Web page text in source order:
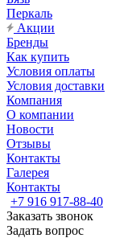
Перкаль
Акции
Бренды
Как купить
Условия оплаты
Условия доставки
Компания
О компании
Новости
Отзывы
Контакты
Галерея
Контакты
+7 916 917-88-40
Заказать звонок
Задать вопрос